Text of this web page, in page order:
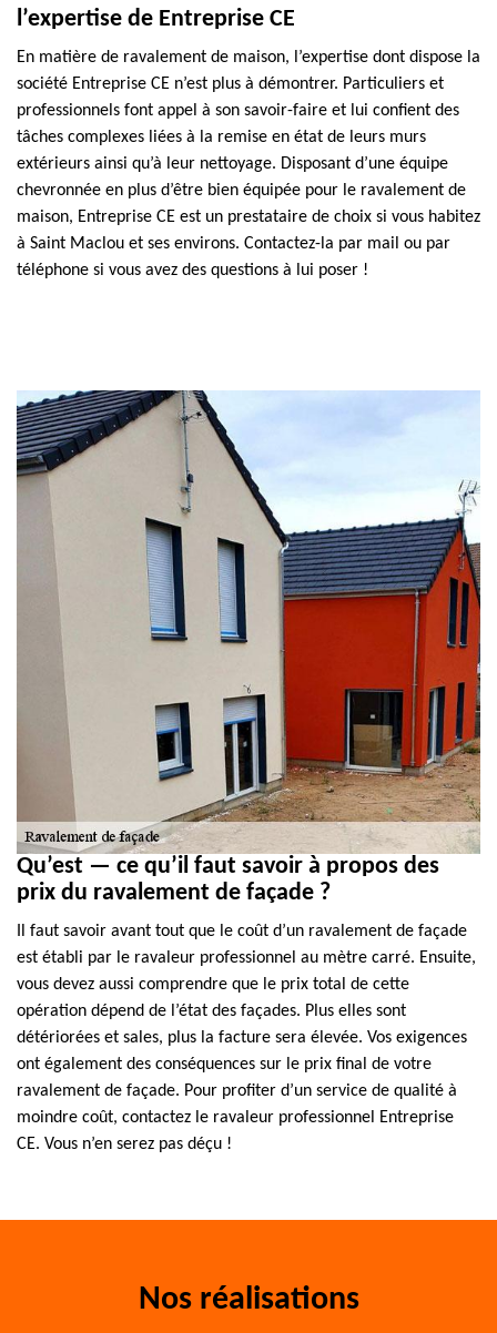
l’expertise de Entreprise CE
En matière de ravalement de maison, l’expertise dont dispose la
société Entreprise CE n’est plus à démontrer. Particuliers et
professionnels font appel à son savoir-faire et lui confient des
tâches complexes liées à la remise en état de leurs murs
extérieurs ainsi qu’à leur nettoyage. Disposant d’une équipe
chevronnée en plus d’être bien équipée pour le ravalement de
maison, Entreprise CE est un prestataire de choix si vous habitez
à Saint Maclou et ses environs. Contactez-la par mail ou par
téléphone si vous avez des questions à lui poser !
Qu’est — ce qu’il faut savoir à propos des
prix du ravalement de façade ?
Il faut savoir avant tout que le coût d’un ravalement de façade
est établi par le ravaleur professionnel au mètre carré. Ensuite,
vous devez aussi comprendre que le prix total de cette
opération dépend de l’état des façades. Plus elles sont
détériorées et sales, plus la facture sera élevée. Vos exigences
ont également des conséquences sur le prix final de votre
ravalement de façade. Pour profiter d’un service de qualité à
moindre coût, contactez le ravaleur professionnel Entreprise
CE. Vous n’en serez pas déçu !
Nos réalisations